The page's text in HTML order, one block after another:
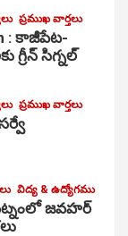
ప్రముఖ వార్తలు
: కాజీపేట-
గ్రీన్ సిగ్నల్
ప్రముఖ వార్తలు
విద్య & ఉద్యోగము
జవహర్